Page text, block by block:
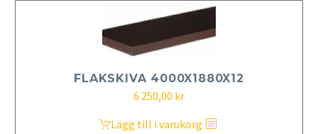
FLAKSKIVA 4000X1880X12
6 250,00 kr
Lägg till i varukorg